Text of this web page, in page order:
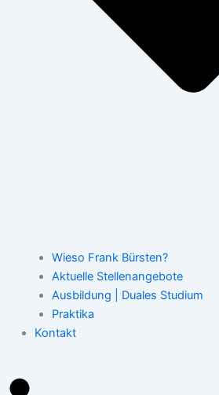
Wieso Frank Bürsten?
Aktuelle Stellenangebote
Ausbildung | Duales Studium
Praktika
Kontakt